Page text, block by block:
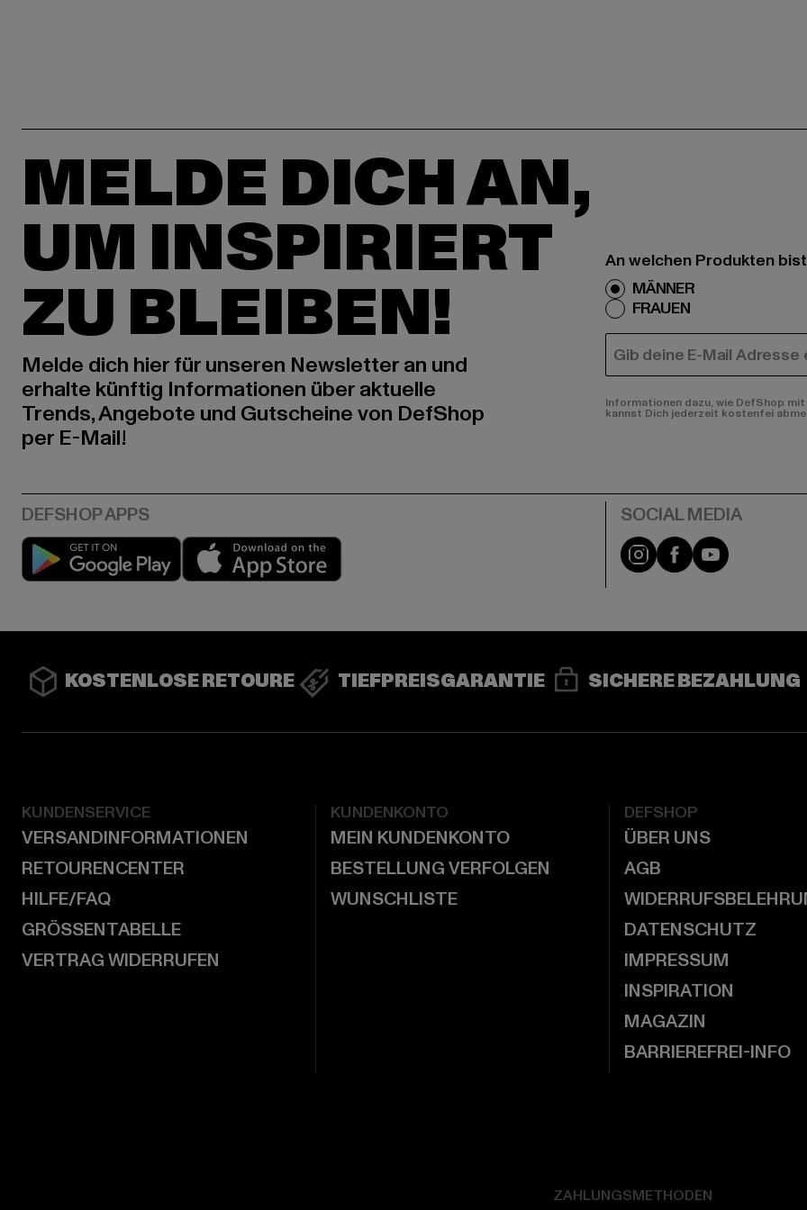
MELDE DICH AN,
UM INSPIRIERT
ZU BLEIBEN!
Melde dich hier für unseren Newsletter an und
erhalte künftig Informationen über aktuelle
Trends, Angebote und Gutscheine von DefShop
per E-Mail!
An welchen Produkten
MÄNNER
FRAUEN
E-MAIL
Informationen dazu, wie DefShop
kannst Dich jederzeit kostenfei
Play market Instagram
FacebookYouTube
KOSTENLOSE RETOURE TIEFPREISGARANTIE SICHERE BEZAHLUNG
KUNDENSERVICE
VERSANDINFORMATIONEN
RETOURENCENTER
HILFE/FAQ
GRÖSSENTABELLE
VERTRAG WIDERRUFEN
KUNDENKONTO
MEIN KUNDENKONTO
BESTELLUNG VERFOLGEN
WUNSCHLISTE
DEFSHOP
ÜBER UNS
AGB
DATENSCHUTZ
IMPRESSUM
INSPIRATION
MAGAZIN
BARRIEREFREI-INFO
ZAHLUNGSMETHODEN